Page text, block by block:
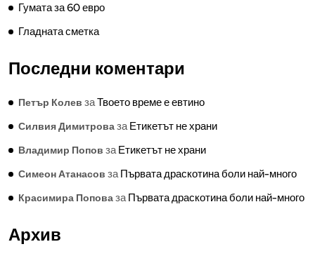
Гумата за 60 евро
Гладната сметка
Последни коментари
Петър Колев заТвоето време е евтино
Силвия ДимитровазаЕтикетът не храни
Владимир Попов заЕтикетът не храни
Симеон Атанасов заПървата драскотина боли най-много
Красимира ПоповазаПървата драскотина боли най-много
Архив